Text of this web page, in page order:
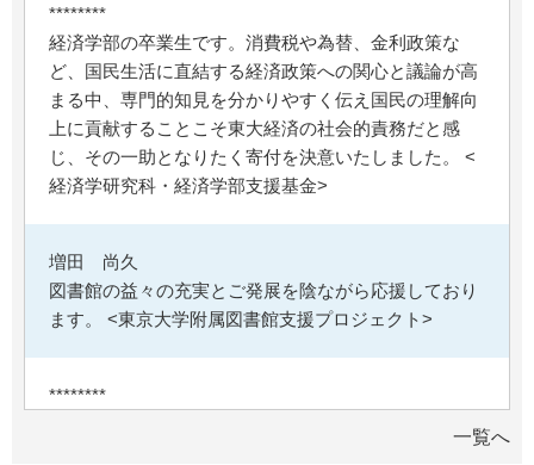
********
経済学部の卒業生です。消費税や為替、金利政策な
ど、国民生活に直結する経済政策への関心と議論が高
まる中、専門的知見を分かりやすく伝え国民の理解向
上に貢献することこそ東大経済の社会的責務だと感
じ、その一助となりたく寄付を決意いたしました。 <
経済学研究科・経済学部支援基金>
増田 尚久
図書館の益々の充実とご発展を陰ながら応援しており
ます。 <東京大学附属図書館支援プロジェクト>
********
植物は、実は植物同士全世界の植物で繋がっている。
植物が未来に繋がっている。 地球や室内の空気清浄、
一覧へ